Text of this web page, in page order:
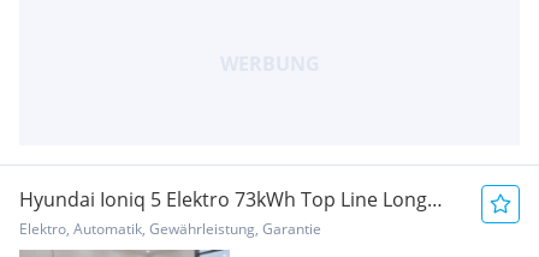
Hyundai Ioniq 5 Elektro 73kWh Top Line Long
Range AWD Aut.
Elektro, Automatik, Gewährleistung, Garantie